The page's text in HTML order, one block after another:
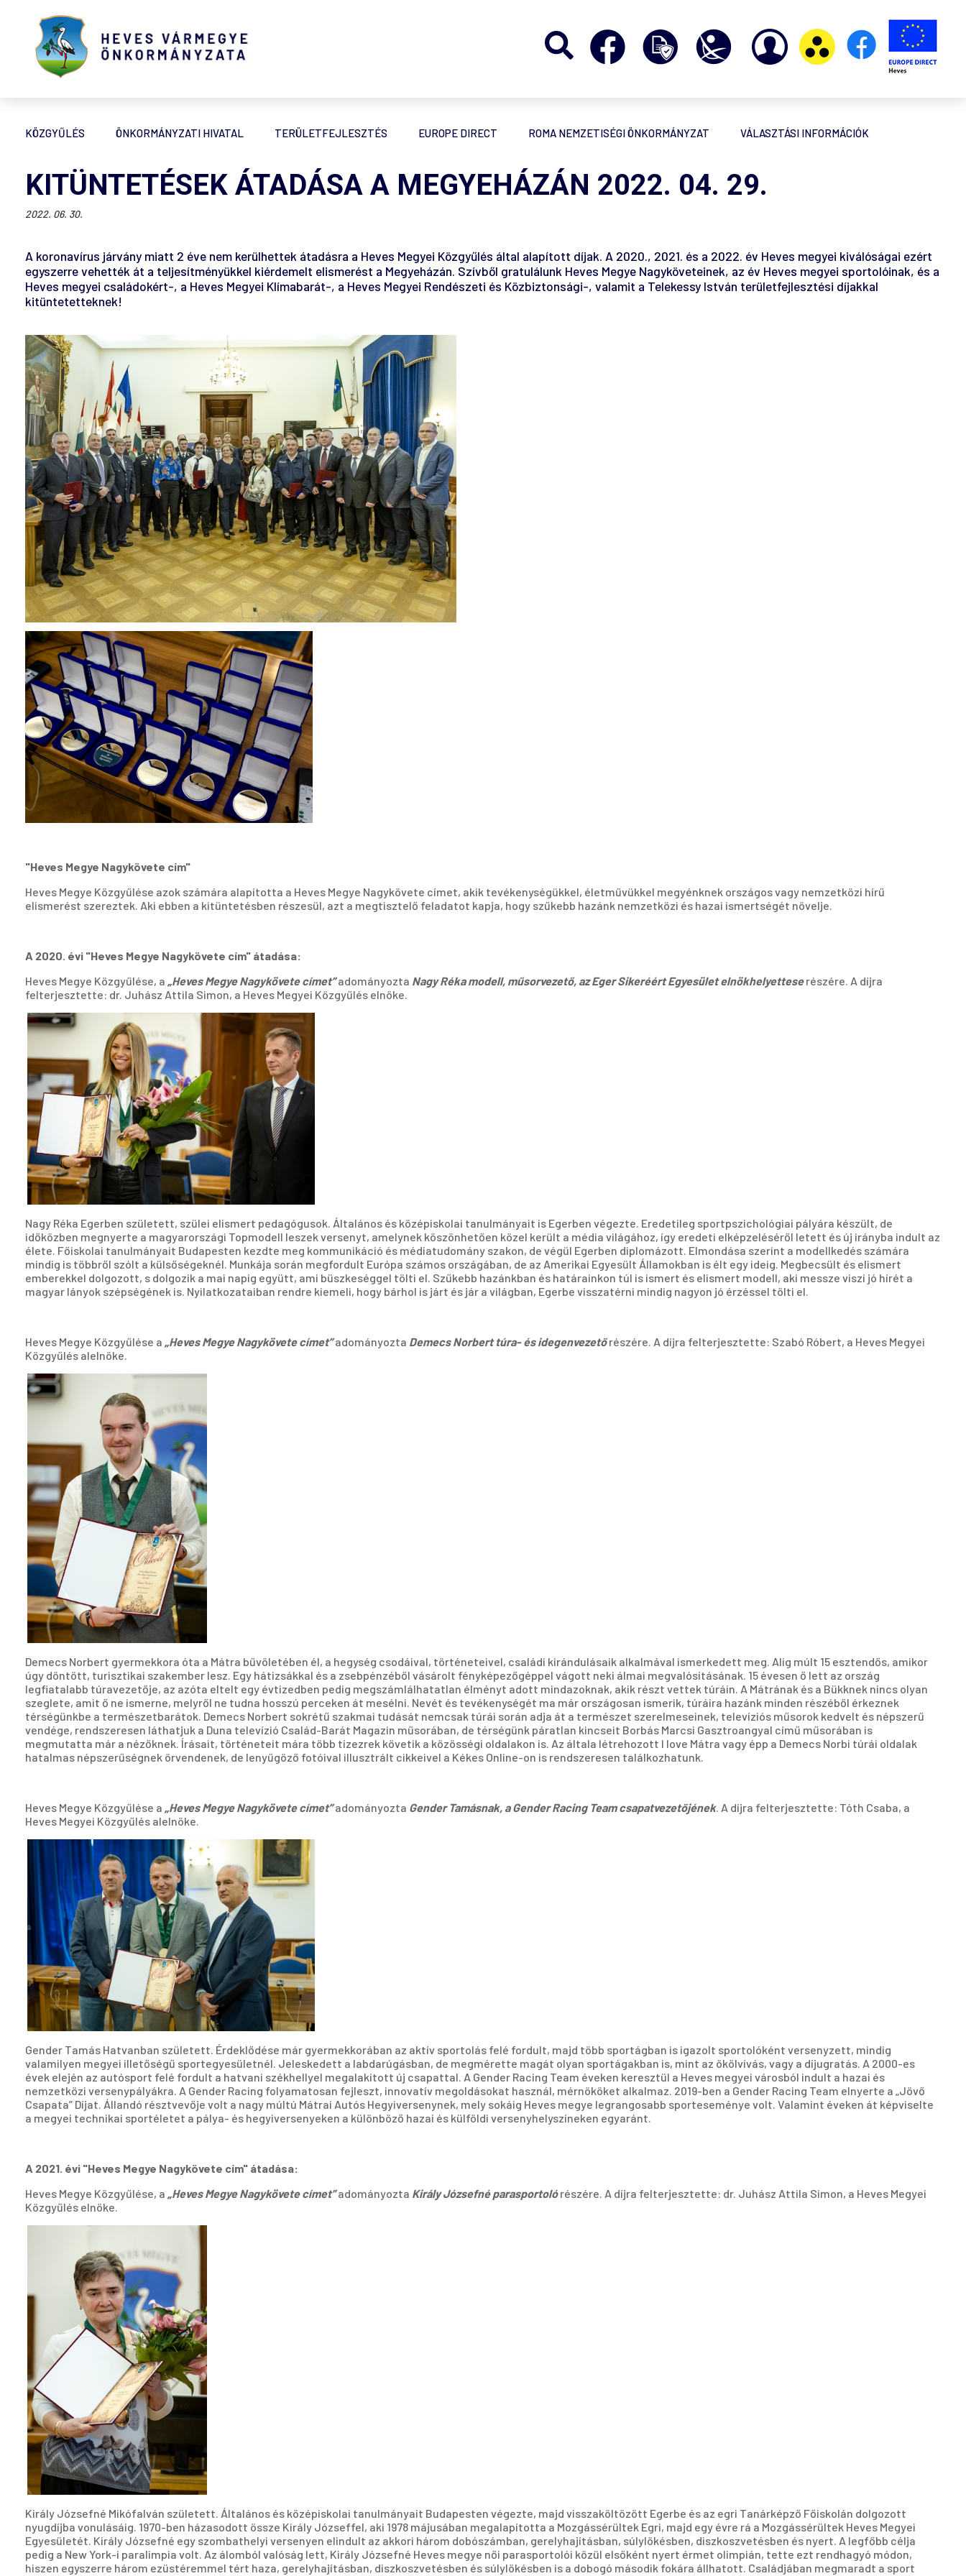
KÖZGYŰLÉS ÖNKORMÁNYZATI HIVATAL TERÜLETFEJLESZTÉS EUROPE DIRECT ROMA NEMZETISÉGI ÖNKORMÁNYZAT VÁLASZTÁSI INFORMÁCIÓK
KITÜNTETÉSEK ÁTADÁSA A MEGYEHÁZÁN 2022. 04. 29.
2022. 06. 30.
A koronavírus járvány miatt 2 éve nem kerülhettek átadásra a Heves Megyei Közgyűlés által alapított díjak. A 2020., 2021. és a 2022. év Heves megyei kiválóságai ezért
egyszerre vehették át a teljesítményükkel kiérdemelt elismerést a Megyeházán. Szívből gratulálunk Heves Megye Nagyköveteinek, az év Heves megyei sportolóinak, és a
Heves megyei családokért-, a Heves Megyei Klímabarát-, a Heves Megyei Rendészeti és Közbiztonsági-, valamit a Telekessy István területfejlesztési díjakkal
kitüntetetteknek!
"Heves Megye Nagykövete cím"
Heves Megye Közgyűlése azok számára alapította a Heves Megye Nagykövete címet, akik tevékenységükkel, életművükkel megyénknek országos vagy nemzetközi hírű
elismerést szereztek. Aki ebben a kitüntetésben részesül, azt a megtisztelő feladatot kapja, hogy szűkebb hazánk nemzetközi és hazai ismertségét növelje.
A 2020. évi "Heves Megye Nagykövete cím" átadása:
Heves Megye Közgyűlése, a „Heves Megye Nagykövete címet”adományozta Nagy Réka modell, műsorvezető, az Eger Sikeréért Egyesület elnökhelyetteserészére. A díjra
felterjesztette: dr. Juhász Attila Simon, a Heves Megyei Közgyűlés elnöke.
Nagy Réka Egerben született, szülei elismert pedagógusok. Általános és középiskolai tanulmányait is Egerben végezte. Eredetileg sportpszichológiai pályára készült, de
időközben megnyerte a magyarországi Topmodell leszek versenyt, amelynek köszönhetően közel került a média világához, így eredeti elképzeléséről letett és új irányba indult az
élete. Főiskolai tanulmányait Budapesten kezdte meg kommunikáció és médiatudomány szakon, de végül Egerben diplomázott. Elmondása szerint a modellkedés számára
mindig is többről szólt a külsőségeknél. Munkája során megfordult Európa számos országában, de az Amerikai Egyesült Államokban is élt egy ideig. Megbecsült és elismert
emberekkel dolgozott, s dolgozik a mai napig együtt, ami büszkeséggel tölti el. Szűkebb hazánkban és határainkon túl is ismert és elismert modell, aki messze viszi jó hírét a
magyar lányok szépségének is. Nyilatkozataiban rendre kiemeli, hogy bárhol is járt és jár a világban, Egerbe visszatérni mindig nagyon jó érzéssel tölti el.
Heves Megye Közgyűlése a „Heves Megye Nagykövete címet”adományozta Demecs Norbert túra- és idegenvezetőrészére. A díjra felterjesztette: Szabó Róbert, a Heves Megyei
Közgyűlés alelnöke.
Demecs Norbert gyermekkora óta a Mátra bűvöletében él, a hegység csodáival, történeteivel, családi kirándulásaik alkalmával ismerkedett meg. Alig múlt 15 esztendős, amikor
úgy döntött, turisztikai szakember lesz. Egy hátizsákkal és a zsebpénzéből vásárolt fényképezőgéppel vágott neki álmai megvalósításának. 15 évesen ő lett az ország
legfiatalabb túravezetője, az azóta eltelt egy évtizedben pedig megszámlálhatatlan élményt adott mindazoknak, akik részt vettek túráin. A Mátrának és a Bükknek nincs olyan
szeglete, amit ő ne ismerne, melyről ne tudna hosszú perceken át mesélni. Nevét és tevékenységét ma már országosan ismerik, túráira hazánk minden részéből érkeznek
térségünkbe a természetbarátok. Demecs Norbert sokrétű szakmai tudását nemcsak túrái során adja át a természet szerelmeseinek, televíziós műsorok kedvelt és népszerű
vendége, rendszeresen láthatjuk a Duna televízió Család-Barát Magazin műsorában, de térségünk páratlan kincseit Borbás Marcsi Gasztroangyal című műsorában is
megmutatta már a nézőknek. Írásait, történeteit mára több tízezrek követik a közösségi oldalakon is. Az általa létrehozott I love Mátra vagy épp a Demecs Norbi túrái oldalak
hatalmas népszerűségnek örvendenek, de lenyűgöző fotóival illusztrált cikkeivel a Kékes Online-on is rendszeresen találkozhatunk.
Heves Megye Közgyűlése a „Heves Megye Nagykövete címet”adományozta Gender Tamásnak, a Gender Racing Team csapatvezetőjének. A díjra felterjesztette: Tóth Csaba, a
Heves Megyei Közgyűlés alelnöke.
Gender Tamás Hatvanban született. Érdeklődése már gyermekkorában az aktív sportolás felé fordult, majd több sportágban is igazolt sportolóként versenyzett, mindig
valamilyen megyei illetőségű sportegyesületnél. Jeleskedett a labdarúgásban, de megmérette magát olyan sportágakban is, mint az ökölvívás, vagy a díjugratás. A 2000-es
évek elején az autósport felé fordult a hatvani székhellyel megalakított új csapattal. A Gender Racing Team éveken keresztül a Heves megyei városból indult a hazai és
nemzetközi versenypályákra. A Gender Racing folyamatosan fejleszt, innovatív megoldásokat használ, mérnököket alkalmaz. 2019-ben a Gender Racing Team elnyerte a „Jövő
Csapata” Díjat. Állandó résztvevője volt a nagy múltú Mátrai Autós Hegyiversenynek, mely sokáig Heves megye legrangosabb sporteseménye volt. Valamint éveken át képviselte
a megyei technikai sportéletet a pálya- és hegyiversenyeken a különböző hazai és külföldi versenyhelyszíneken egyaránt.
A 2021. évi "Heves Megye Nagykövete cím" átadása:
Heves Megye Közgyűlése, a „Heves Megye Nagykövete címet”adományozta Király Józsefné parasportolórészére. A díjra felterjesztette: dr. Juhász Attila Simon, a Heves Megyei
Közgyűlés elnöke.
Király Józsefné Mikófalván született. Általános és középiskolai tanulmányait Budapesten végezte, majd visszaköltözött Egerbe és az egri Tanárképző Főiskolán dolgozott
nyugdíjba vonulásáig. 1970-ben házasodott össze Király Józseffel, aki 1978 májusában megalapította a Mozgássérültek Egri, majd egy évre rá a Mozgássérültek Heves Megyei
Egyesületét. Király Józsefné egy szombathelyi versenyen elindult az akkori három dobószámban, gerelyhajításban, súlylökésben, diszkoszvetésben és nyert. A legfőbb célja
pedig a New York-i paralimpia volt. Az álomból valóság lett, Király Józsefné Heves megye női parasportolói közül elsőként nyert érmet olimpián, tette ezt rendhagyó módon,
hiszen egyszerre három ezüstéremmel tért haza, gerelyhajításban, diszkoszvetésben és súlylökésben is a dobogó második fokára állhatott. Családjában megmaradt a sport